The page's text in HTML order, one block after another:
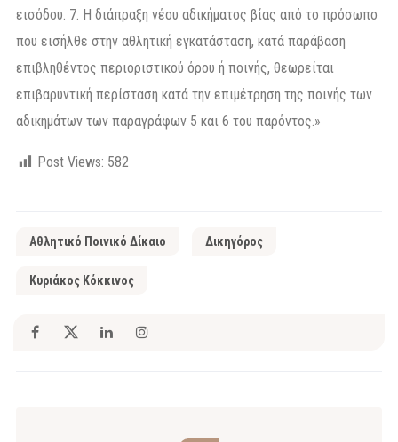
εισόδου. 7. Η διάπραξη νέου αδικήµατος βίας από το πρόσωπο
που εισήλθε στην αθλητική εγκατάσταση, κατά παράβαση
επιβληθέντος περιοριστικού όρου ή ποινής, θεωρείται
επιβαρυντική περίσταση κατά την επιµέτρηση της ποινής των
αδικηµάτων των παραγράφων 5 και 6 του παρόντος.»
Post Views: 582
Αθλητικό Ποινικό Δίκαιο Δικηγόρος
Κυριάκος Κόκκινος